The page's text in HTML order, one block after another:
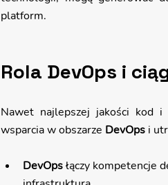
platform.
Rola DevOps i
Nawet najlepszej jakości kod i
wsparcia w obszarze DevOps i
DevOps łączy kompetencje